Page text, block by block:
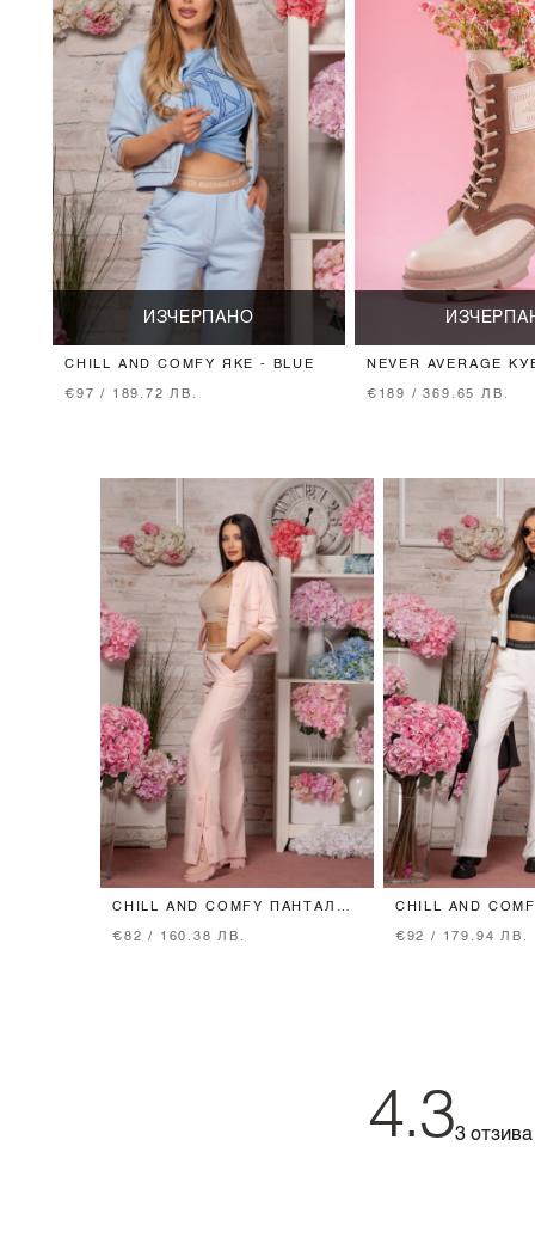
ИЗЧЕРПАНО
CHILL AND COMFY ЯКЕ - BLUE
€97 / 189.72 ЛВ.
NEVER AVERAGE
€189 / 369.65 ЛВ.
CHILL AND COMFY ПАНТАЛОН
€82 / 160.38 ЛВ.
CHILL AND
€92 / 179.94 ЛВ.
4.33 отзива